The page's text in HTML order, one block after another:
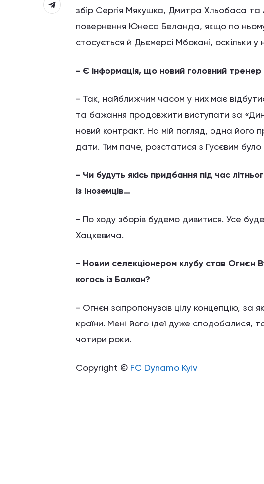
збір Сергія Мякушка, Дмитра Хльобаса
повернення Юнеса Беланда, якщо по
стосується й Дьємерсі Мбокані, оскільки
- Є інформація, що новий головний тренер
- Так, найближчим часом у них має
та бажання продовжити виступати за
новий контракт. На мій погляд, одна його
дати. Тим паче, розстатися з Гусєвим було
- Чи будуть якісь придбання під час
із іноземців…
- По ходу зборів будемо дивитися. Усе
Хацкевича.
- Новим селекціонером клубу став Огнєн
когось із Балкан?
- Огнєн запропонував цілу концепцію, за
країни. Мені його ідеї дуже сподобалися,
чотири роки.
Copyright © FC Dynamo Kyiv